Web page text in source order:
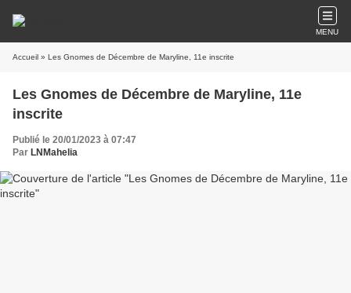
MENU
Accueil » Les Gnomes de Décembre de Maryline, 11e inscrite
Les Gnomes de Décembre de Maryline, 11e
inscrite
Publié le 20/01/2023 à 07:47
Par LNMahelia